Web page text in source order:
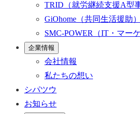
TRID （就労継続支援A型
GiOhome （共同生活援助）
SMC-POWER
（IT・マー
企業情報
会社情報
私たちの想い
シパツウ
お知らせ